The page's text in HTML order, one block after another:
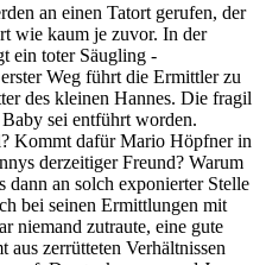
an einen Tatort gerufen, der
wie kaum je zuvor. In der
ein toter Säugling -
Weg führt die Ermittler zu
des kleinen Hannes. Die fragil
sei entführt worden.
Kommt dafür Mario Höpfner in
derzeitiger Freund? Warum
dann an solch exponierter Stelle
bei seinen Ermittlungen mit
niemand zutraute, eine gute
aus zerrütteten Verhältnissen